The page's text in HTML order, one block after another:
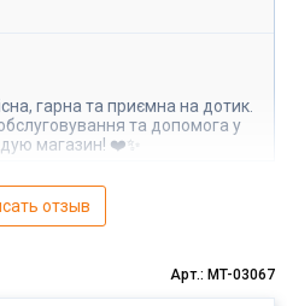
гарна та приємна на дотик.
та допомога у
магазин! ❤️✨
отзыв
Арт.: MT-03067